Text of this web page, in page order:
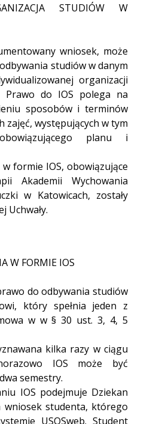
STUDIÓW W
wniosek, może
studiów w danym
organizacji
Prawo do IOS polega na
sposobów i terminów
zajęć, występujących w tym
planu i
formie IOS, obowiązujące
Akademii Wychowania
w Katowicach, zostały
Uchwały.
W FORMIE IOS
do odbywania studiów
który spełnia jeden z
w w § 30 ust. 3, 4, 5
kilka razy w ciągu
IOS może być
semestry.
IOS podejmuje Dziekan
wniosek studenta, którego
USOSweb. Student